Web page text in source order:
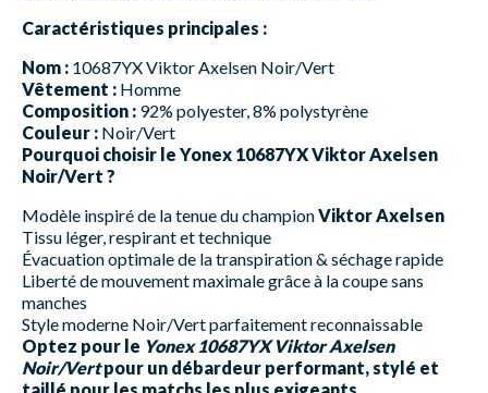
Caractéristiques principales :
Nom : 10687YX Viktor Axelsen Noir/Vert
Vêtement : Homme
Composition : 92% polyester, 8% polystyrène
Couleur : Noir/Vert
Pourquoi choisir le Yonex 10687YX Viktor Axelsen
Noir/Vert ?
Modèle inspiré de la tenue du championViktor Axelsen
Tissu léger, respirant et technique
Évacuation optimale de la transpiration & séchage rapide
Liberté de mouvement maximale grâce à la coupe sans
manches
Style moderne Noir/Vert parfaitement reconnaissable
Optez pour le Yonex 10687YX Viktor Axelsen
Noir/Vertpour un débardeur performant, stylé et